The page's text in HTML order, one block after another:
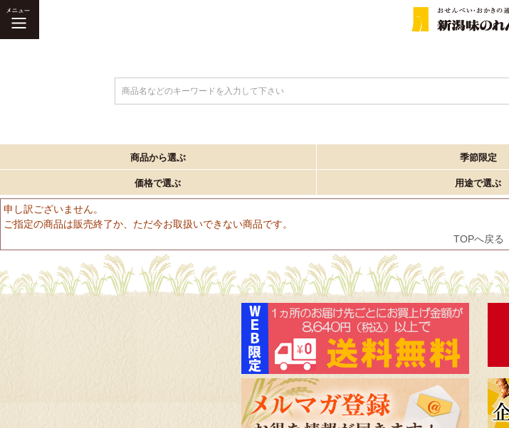
商品名などのキーワードを入力して下さい
商品から選ぶ 季節限定
価格で選ぶ 用途で選ぶ
申し訳ございません。
ご指定の商品は販売終了か、ただ今お取扱いできない商品です。
TOPへ戻る